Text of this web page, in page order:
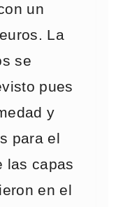
un
La
se
pues
y
para el
las capas
en el